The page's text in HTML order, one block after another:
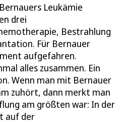
Leukämie
drei
Bestrahlung
Für Bernauer
aufgefahren.
alles zusammen. Ein
Wenn man mit Bernauer
zuhört, dann merkt man
am größten war: In der
auf der